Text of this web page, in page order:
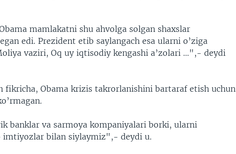
mamlakatni shu ahvolga solgan shaxslar
edi. Prezident etib saylangach esa ularni o’ziga
vaziri, Oq uy iqtisodiy kengashi a’zolari …",- deydi
fikricha, Obama krizis takrorlanishini bartaraf etish uchun
banklar va sarmoya kompaniyalari borki, ularni
imtiyozlar bilan siylaymiz",- deydi u.